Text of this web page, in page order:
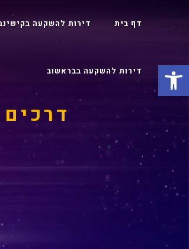
פתח סרגל נגישות
דף בית דירות להשקעה
דירות להשקעה בבראשוב